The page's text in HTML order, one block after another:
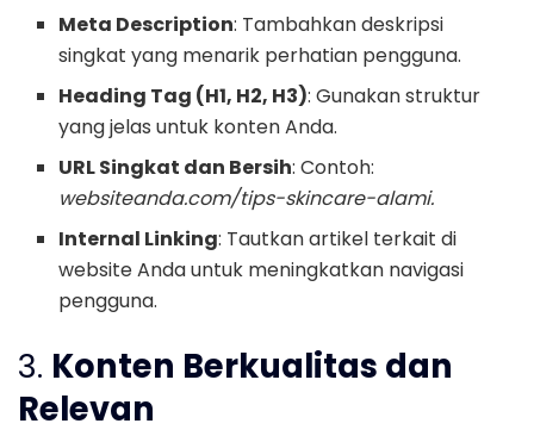
Meta Description: Tambahkan deskripsi
singkat yang menarik perhatian pengguna.
Heading Tag (H1, H2, H3): Gunakan struktur
yang jelas untuk konten Anda.
URL Singkat dan Bersih: Contoh:
websiteanda.com/tips-skincare-alami.
Internal Linking: Tautkan artikel terkait di
website Anda untuk meningkatkan navigasi
pengguna.
3. Konten Berkualitas dan
Relevan